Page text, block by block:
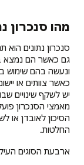
מהו סנכרון
סנכרון נתונים
גם כאשר הם נמצא
ונעשה בהם שימוש
כאשר צוותים או
יש לשקף שינויים
מאמצי הסנכרון
הסיכון לאובדן או
החלטות.
ארבעת הסוגים